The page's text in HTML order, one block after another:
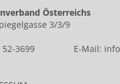
Österreichs
3/3/9
52-3699 E-Mail: